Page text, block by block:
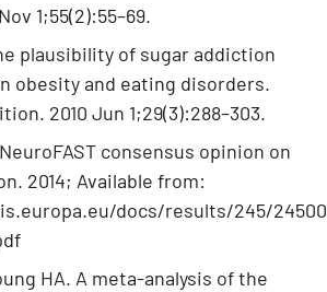
1;55(2):55–69.
plausibility of sugar addiction
obesity and eating disorders.
2010 Jun 1;29(3):288–303.
consensus opinion on
2014; Available from:
docs/results/245/
HA. A meta-analysis of the